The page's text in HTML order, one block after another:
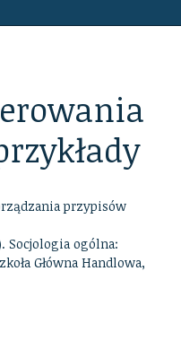
przypisów
Socjologia ogólna:
Główna Handlowa,